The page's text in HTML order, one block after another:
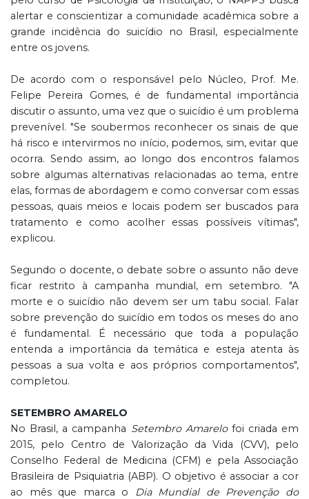
alertar e conscientizar a comunidade acadêmica sobre a
grande incidência do suicídio no Brasil, especialmente
entre os jovens.
De acordo com o responsável pelo Núcleo, Prof. Me.
Felipe Pereira Gomes, é de fundamental importância
discutir o assunto, uma vez que o suicídio é um problema
prevenível. "Se soubermos reconhecer os sinais de que
há risco e intervirmos no início, podemos, sim, evitar que
ocorra. Sendo assim, ao longo dos encontros falamos
sobre algumas alternativas relacionadas ao tema, entre
elas, formas de abordagem e como conversar com essas
pessoas, quais meios e locais podem ser buscados para
tratamento e como acolher essas possíveis vítimas",
explicou.
Segundo o docente, o debate sobre o assunto não deve
ficar restrito à campanha mundial, em setembro. "A
morte e o suicídio não devem ser um tabu social. Falar
sobre prevenção do suicídio em todos os meses do ano
é fundamental. É necessário que toda a população
entenda a importância da temática e esteja atenta às
pessoas a sua volta e aos próprios comportamentos",
completou.
SETEMBRO AMARELO
No Brasil, a campanha Setembro Amarelofoi criada em
2015, pelo Centro de Valorização da Vida (CVV), pelo
Conselho Federal de Medicina (CFM) e pela Associação
Brasileira de Psiquiatria (ABP). O objetivo é associar a cor
ao mês que marca o Dia Mundial de Prevenção do